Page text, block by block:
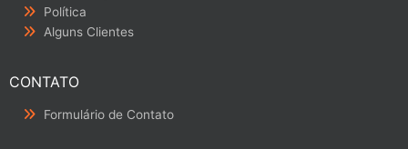
Política
Alguns Clientes
CONTATO
Formulário de Contato